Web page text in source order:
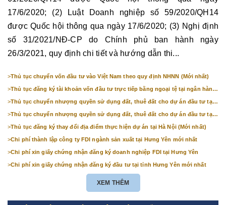
17/6/2020; (2) Luật Doanh nghiệp số 59/2020/QH14
được Quốc hội thông qua ngày 17/6/2020; (3) Nghị định
số 31/2021/NĐ-CP do Chính phủ ban hành ngày
26/3/2021, quy định chi tiết và hướng dẫn thi...
>Thủ tục chuyển vốn đầu tư vào Việt Nam theo quy định NHNN (Mới nhất)
>Thủ tục đăng ký tài khoản vốn đầu tư trực tiếp bằng ngoại tệ tại ngân hàng
>Thủ tục chuyển nhượng quyền sử dụng đất, thuê đất cho dự án đầu tư tại
>Thủ tục chuyển nhượng quyền sử dụng đất, thuê đất cho dự án đầu tư tại
>Thủ tục đăng ký thay đổi địa điểm thực hiện dự án tại Hà Nội (Mới nhất)
>Chi phí thành lập công ty FDI ngành sản xuất tại Hưng Yên mới nhất
>Chi phí xin giấy chứng nhận đăng ký doanh nghiệp FDI tại Hưng Yên
>Chi phí xin giấy chứng nhận đăng ký đầu tư tại tỉnh Hưng Yên mới nhất
XEM THÊM